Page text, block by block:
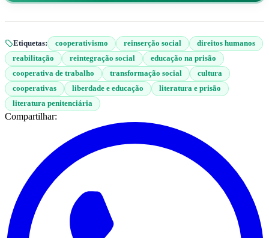
Etiquetas: cooperativismo reinserção social
direitos humanos
reabilitação
reintegração social
educação na prisão
cooperativa de trabalho
transformação social
cultura
cooperativas
liberdade e educação
literatura e prisão
literatura penitenciária
Compartilhar: